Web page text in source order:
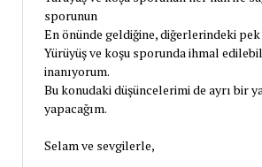
sporunun
En önünde geldiğine, diğerlerindeki
Yürüyüş ve koşu sporunda ihmal
inanıyorum.
Bu konudaki düşüncelerimi de ayrı bir
yapacağım.
Selam ve sevgilerle,